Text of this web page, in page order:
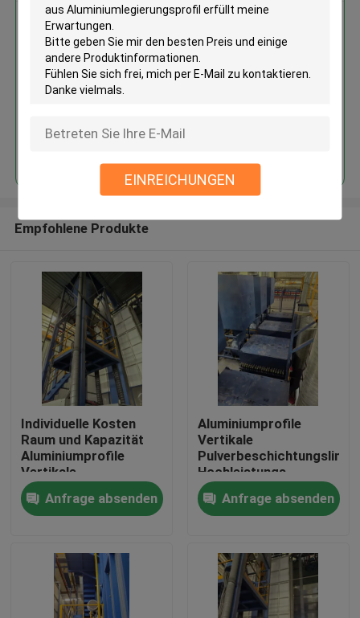
EINREICHUNGEN
Haus
Produkte
VR Show
Härtungs- und Trocknungsofen
vertikale
Pulverbeschichtungslinie aus
Empfohlene Produkte
Individuelle Kosten
Raum und Kapazität
Aluminiumprofile
Vertikale
Pulverbeschichtungslinie
Hochleistung
Anfrage absenden
Aluminiumprofile
Vertikale
Pulverbeschichtungslinie
Hochleistungs-
Anfrage absenden